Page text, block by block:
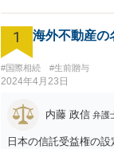
1 海外不動産の
#国際相続 #生前贈与
2024年4月23日
内藤 政信 弁護
日本の信託受益権の